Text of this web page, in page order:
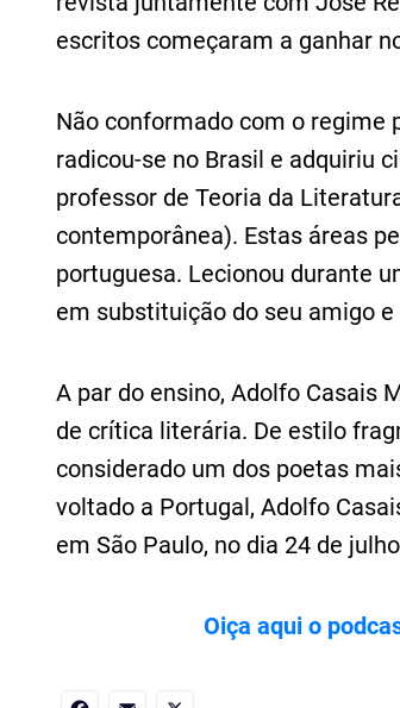
escritos começaram a ganhar
Não conformado com o regime
radicou-se no Brasil e adquiriu
professor de Teoria da
contemporânea). Estas áreas
portuguesa. Lecionou durante
em substituição do seu amigo
A par do ensino, Adolfo Casais
de crítica literária. De estilo
considerado um dos poetas
voltado a Portugal, Adolfo
em São Paulo, no dia 24 de
Oiça aqui o